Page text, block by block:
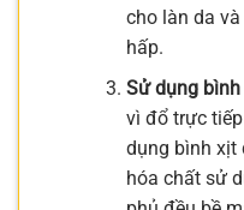
cho làn da
hấp.
Sử dụng
vì đổ trực
dụng bình xịt
hóa chất sử